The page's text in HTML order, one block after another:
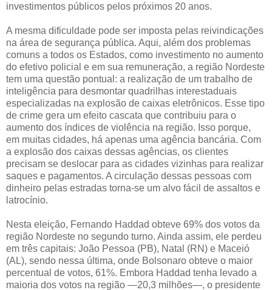
investimentos públicos pelos próximos 20 anos.
A mesma dificuldade pode ser imposta pelas reivindicações
na área de segurança pública. Aqui, além dos problemas
comuns a todos os Estados, como investimento no aumento
do efetivo policial e em sua remuneração, a região Nordeste
tem uma questão pontual: a realização de um trabalho de
inteligência para desmontar quadrilhas interestaduais
especializadas na explosão de caixas eletrônicos. Esse tipo
de crime gera um efeito cascata que contribuiu para o
aumento dos índices de violência na região. Isso porque,
em muitas cidades, há apenas uma agência bancária. Com
a explosão dos caixas dessas agências, os clientes
precisam se deslocar para as cidades vizinhas para realizar
saques e pagamentos. A circulação dessas pessoas com
dinheiro pelas estradas torna-se um alvo fácil de assaltos e
latrocínio.
Nesta eleição, Fernando Haddad obteve 69% dos votos da
região Nordeste no segundo turno. Ainda assim, ele perdeu
em três capitais: João Pessoa (PB), Natal (RN) e Maceió
(AL), sendo nessa última, onde Bolsonaro obteve o maior
percentual de votos, 61%. Embora Haddad tenha levado a
maioria dos votos na região —20,3 milhões—, o presidente